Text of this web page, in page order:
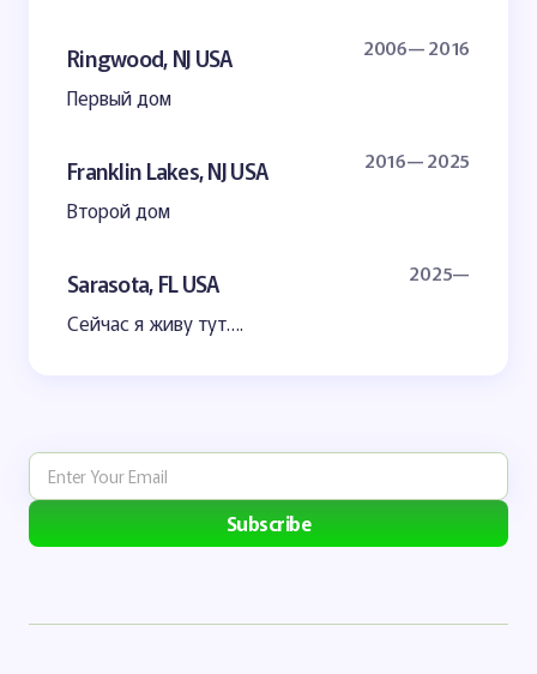
Ringwood, NJ USA 2006— 2016
Первый дом
Franklin Lakes, NJ USA 2016— 2025
Второй дом
Sarasota, FL USA 2025—
Сейчас я живу тут….
Subscribe